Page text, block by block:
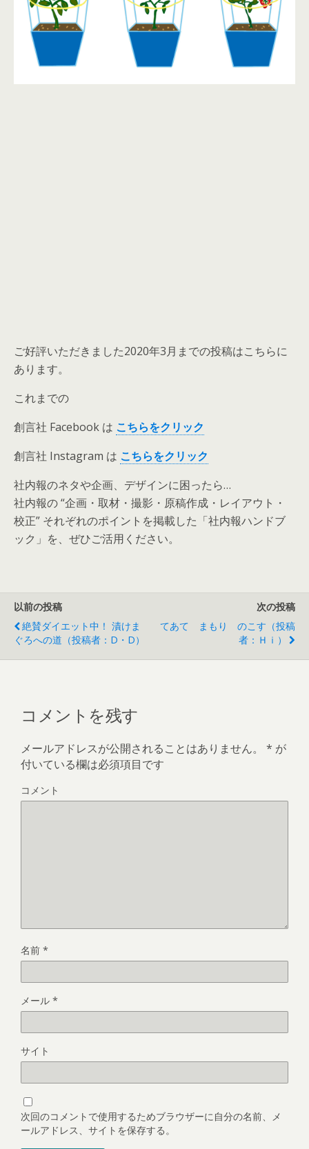
ご好評いただきました2020年3月までの投稿はこちらに
あります。
これまでの
創言社 Facebook は こちらをクリック
創言社 Instagram は こちらをクリック
社内報のネタや企画、デザインに困ったら…
社内報の “企画・取材・撮影・原稿作成・レイアウト・
校正” それぞれのポイントを掲載した「社内報ハンドブ
ック」を、ぜひご活用ください。
以前の投稿
絶賛ダイエット中！ 漬けま
ぐろへの道（投稿者：D・D）
次の投稿
てあて まもり のこす（投稿
者：Ｈｉ）
コメントを残す
メールアドレスが公開されることはありません。 * が
付いている欄は必須項目です
コメント
名前 *
メール *
サイト
次回のコメントで使用するためブラウザーに自分の名前、メ
ールアドレス、サイトを保存する。